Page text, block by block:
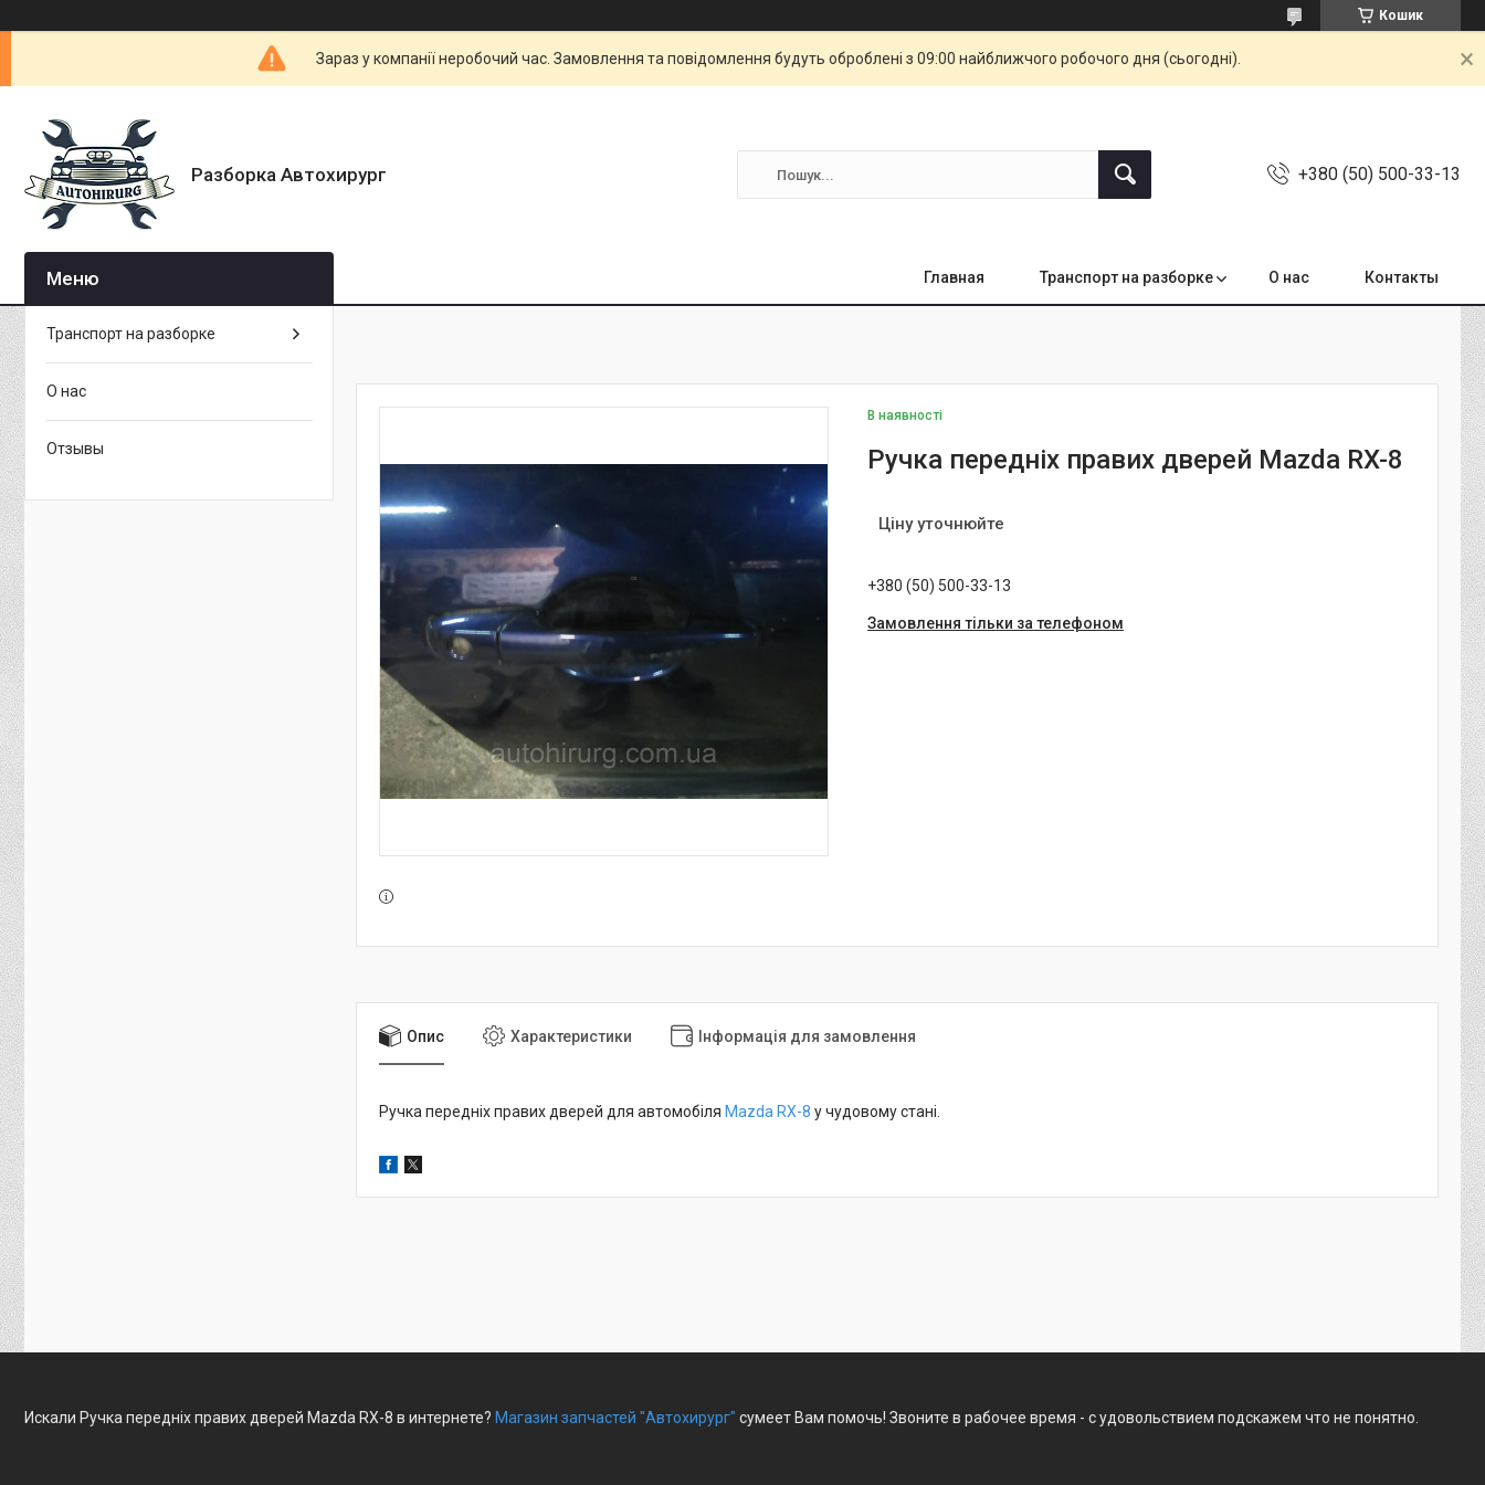
Кошик
Зараз у компанії неробочий час. Замовлення та повідомлення будуть оброблені з 09:00 найближчого робочого дня (сьогодні).
Разборка Автохирург +380 (50) 500-33-13
Главная Транспорт на разборке О нас Контакты
В наявності
Ручка передніх правих дверей Mazda RX-8
Ціну уточнюйте
+380 (50) 500-33-13
Замовлення тільки за телефоном
Опис Характеристики Інформація для замовлення
Ручка передніх правих дверей для автомобіля Mazda RX-8 у чудовому стані.
Транспорт на разборке
О нас
Отзывы
Искали Ручка передніх правих дверей Mazda RX-8 в интернете? Магазин запчастей "Автохирург" сумеет Вам помочь! Звоните в рабочее время - с удовольствием подскажем что не понятно.